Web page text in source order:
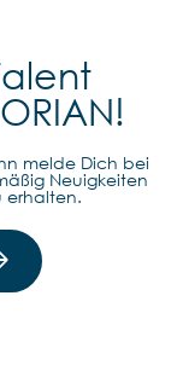
melde Dich bei
Neuigkeiten
erhalten.